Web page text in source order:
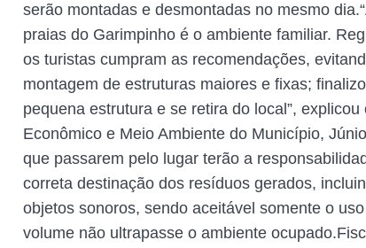
serão montadas e desmontadas no mesmo
praias do Garimpinho é o ambiente familiar.
os turistas cumpram as recomendações,
montagem de estruturas maiores e fixas;
pequena estrutura e se retira do local”,
Econômico e Meio Ambiente do Município,
que passarem pelo lugar terão a
correta destinação dos resíduos gerados,
objetos sonoros, sendo aceitável somente o
volume não ultrapasse o ambiente